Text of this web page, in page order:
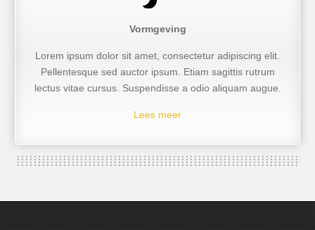
Vormgeving
Lorem ipsum dolor sit amet, consectetur adipiscing elit.
Pellentesque sed auctor ipsum. Etiam sagittis rutrum
lectus vitae cursus. Suspendisse a odio aliquam augue.
Lees meer